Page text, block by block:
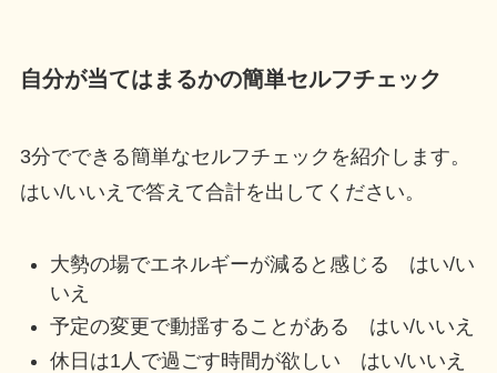
自分が当てはまるかの簡単セルフチェック
3分でできる簡単なセルフチェックを紹介します。
はい/いいえで答えて合計を出してください。
大勢の場でエネルギーが減ると感じる はい/い
いえ
予定の変更で動揺することがある はい/いいえ
休日は1人で過ごす時間が欲しい はい/いいえ